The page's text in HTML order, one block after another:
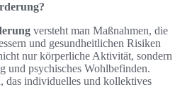
versteht man Maßnahmen, die
und gesundheitlichen Risiken
nur körperliche Aktivität, sondern
und psychisches Wohlbefinden.
das individuelles und kollektives